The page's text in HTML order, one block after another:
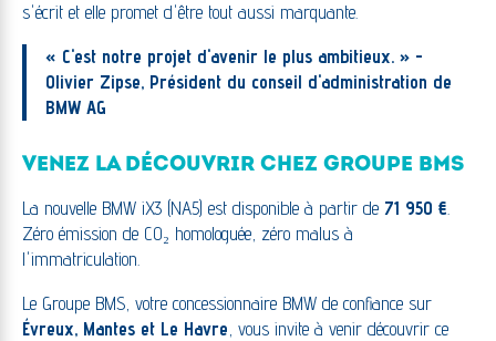
s'écrit et elle promet d'être tout aussi marquante.
« C'est notre projet d'avenir le plus ambitieux. » -
Olivier Zipse, Président du conseil d'administration de
BMW AG
VENEZ LA DÉCOUVRIR CHEZ GROUPE BMS
La nouvelle BMW iX3 (NA5) est disponible à partir de 71 950 €
Zéro émission de CO₂ homologuée, zéro malus à
l'immatriculation.
Le Groupe BMS, votre concessionnaire BMW de confiance sur
Évreux, Mantes et Le Havre , vous invite à venir découvrir ce